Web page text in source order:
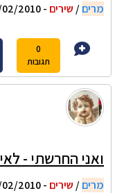
מרים/ שירים - 20/02/2010 21:46
0
תגובות
ואני החרשתי -
מרים/ שירים - 18/02/2010 19:13